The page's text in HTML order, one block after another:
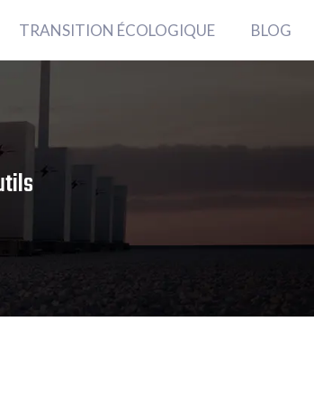
TRANSITION ÉCOLOGIQUE BLOG